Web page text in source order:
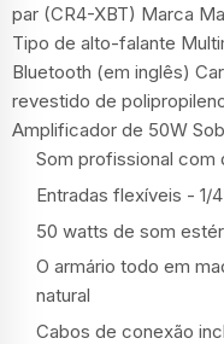
par (CR4-XBT) Marca
Tipo de alto-falante
Bluetooth (em inglês)
revestido de
Amplificador de 50W
Som profissional com
Entradas flexíveis - 1/
50 watts de som
O armário todo em
natural
Cabos de conexão